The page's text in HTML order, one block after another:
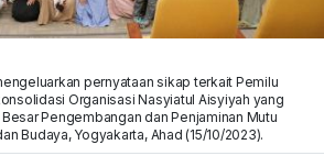
pernyataan sikap terkait Pemilu
Organisasi Nasyiatul Aisyiyah yang
Pengembangan dan Penjaminan Mutu
Budaya, Yogyakarta, Ahad (15/10/2023).